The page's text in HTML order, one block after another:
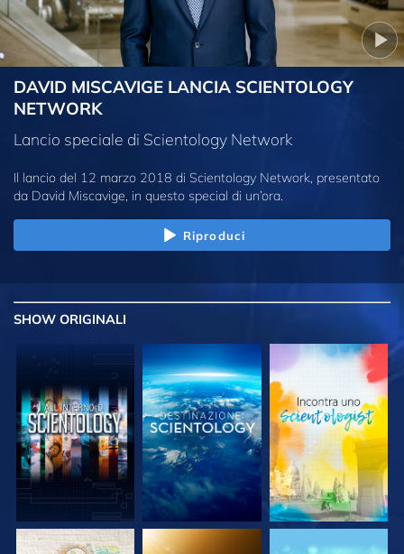
DAVID MISCAVIGE LANCIA SCIENTOLOGY
NETWORK
Lancio speciale di Scientology Network
Il lancio del 12 marzo 2018 di Scientology Network, presentato
da David Miscavige, in questo special di un’ora.
Riproduci
SHOW ORIGINALI